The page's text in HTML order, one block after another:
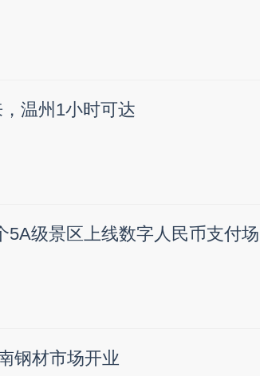
温州1小时可达
5A级景区上线数字人民币支付场
钢材市场开业